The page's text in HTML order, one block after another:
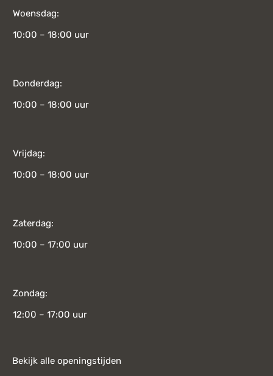
Woensdag:
10:00 – 18:00 uur
Donderdag:
10:00 – 18:00 uur
Vrijdag:
10:00 – 18:00 uur
Zaterdag:
10:00 – 17:00 uur
Zondag:
12:00 – 17:00 uur
Bekijk alle openingstijden